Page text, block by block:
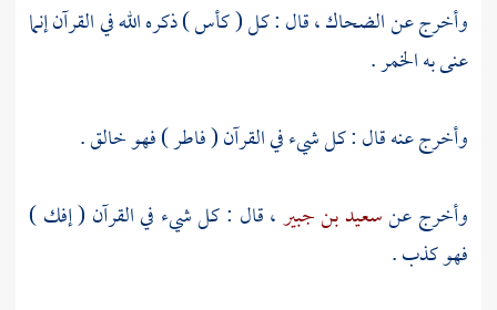
وأخرج عنالضحاك، قال : كل ( كأس ) ذكره الله في القرآن إنما
عنى به الخمر .
وأخرج عنه قال : كل شيء في القرآن ( فاطر ) فهو خالق .
وأخرج عنسعيد بن جبير، قال : كل شيء في القرآن ( إفك )
فهو كذب .